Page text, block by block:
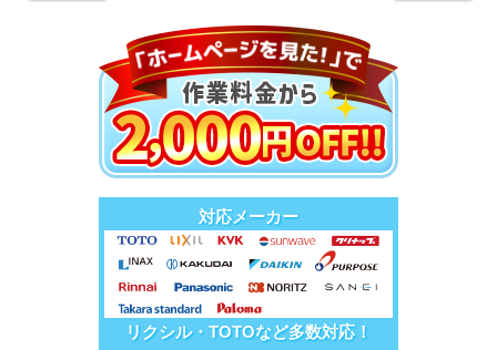
対応メーカー
リクシル・TOTOなど多数対応！